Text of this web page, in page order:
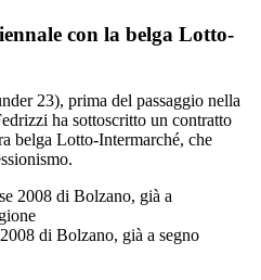
con la belga Lotto-
23), prima del passaggio nella
ha sottoscritto un contratto
belga Lotto-Intermarché, che
di Bolzano, già a segno